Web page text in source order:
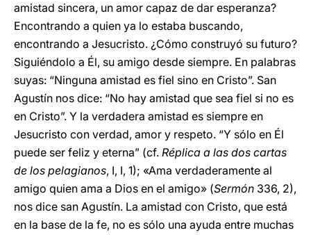
amistad sincera, un amor capaz de dar esperanza?
Encontrando a quien ya lo estaba buscando,
encontrando a Jesucristo. ¿Cómo construyó su futuro?
Siguiéndolo a Él, su amigo desde siempre. En palabras
suyas: “Ninguna amistad es fiel sino en Cristo”. San
Agustín nos dice: “No hay amistad que sea fiel si no es
en Cristo”. Y la verdadera amistad es siempre en
Jesucristo con verdad, amor y respeto. “Y sólo en Él
puede ser feliz y eterna” (cf. Réplica a las dos cartas
de los pelagianos, I, I, 1); «Ama verdaderamente al
amigo quien ama a Dios en el amigo» (Sermón 336, 2),
nos dice san Agustín. La amistad con Cristo, que está
en la base de la fe, no es sólo una ayuda entre muchas